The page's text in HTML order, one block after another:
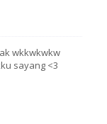
wkkwkwkw
sayang <3